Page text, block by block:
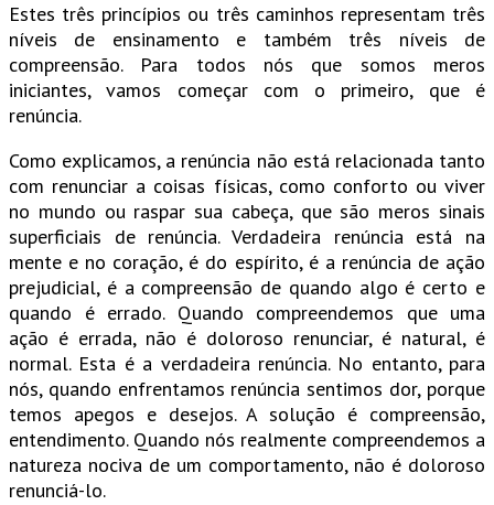
Estes três princípios ou três caminhos representam três
níveis de ensinamento e também três níveis de
compreensão. Para todos nós que somos meros
iniciantes, vamos começar com o primeiro, que é
renúncia.
Como explicamos, a renúncia não está relacionada tanto
com renunciar a coisas físicas, como conforto ou viver
no mundo ou raspar sua cabeça, que são meros sinais
superficiais de renúncia. Verdadeira renúncia está na
mente e no coração, é do espírito, é a renúncia de ação
prejudicial, é a compreensão de quando algo é certo e
quando é errado. Quando compreendemos que uma
ação é errada, não é doloroso renunciar, é natural, é
normal. Esta é a verdadeira renúncia. No entanto, para
nós, quando enfrentamos renúncia sentimos dor, porque
temos apegos e desejos. A solução é compreensão,
entendimento. Quando nós realmente compreendemos a
natureza nociva de um comportamento, não é doloroso
renunciá-lo.